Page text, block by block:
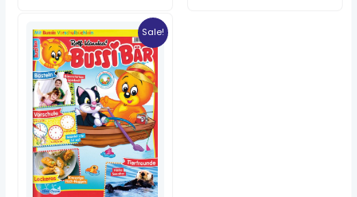
Sale!
Ursprünglicher
war:
4,99 €
Aktueller
Preis
ist:
0,95 €.